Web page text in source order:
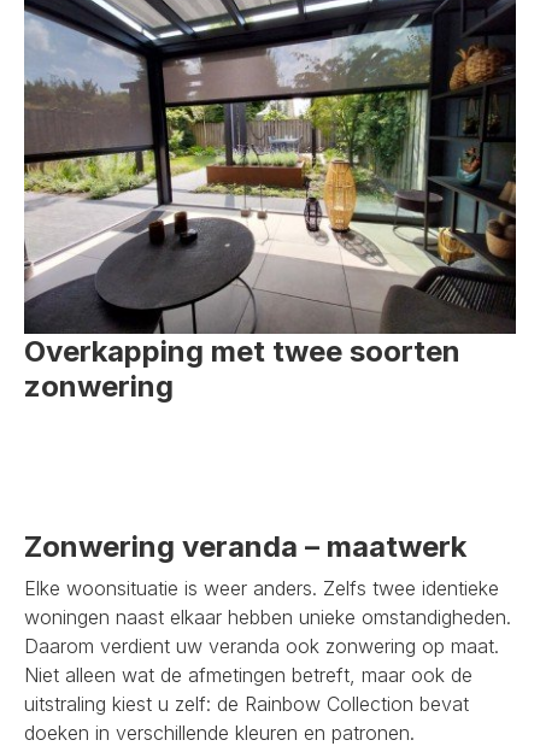
Overkapping met twee soorten
zonwering
Zonwering veranda – maatwerk
Elke woonsituatie is weer anders. Zelfs twee identieke
woningen naast elkaar hebben unieke omstandigheden.
Daarom verdient uw veranda ook zonwering op maat.
Niet alleen wat de afmetingen betreft, maar ook de
uitstraling kiest u zelf: de Rainbow Collection bevat
doeken in verschillende kleuren en patronen.